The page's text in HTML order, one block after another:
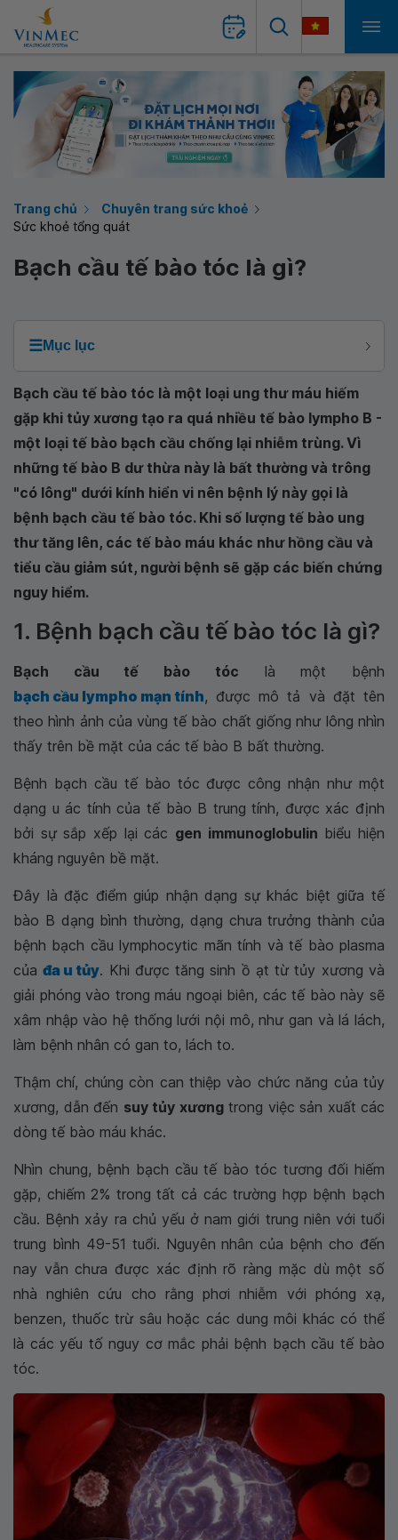
Trang chủ
Chuyên trang sức khoẻ
Sức khoẻ tổng quát
Bạch cầu tế bào tóc là gì?
☰Mục lục
Bạch cầu tế bào tóc là một loại ung thư máu hiếm
gặp khi tủy xương tạo ra quá nhiều tế bào lympho B -
một loại tế bào bạch cầu chống lại nhiễm trùng. Vì
những tế bào B dư thừa này là bất thường và trông
"có lông" dưới kính hiển vi nên bệnh lý này gọi là
bệnh bạch cầu tế bào tóc. Khi số lượng tế bào ung
thư tăng lên, các tế bào máu khác như hồng cầu và
tiểu cầu giảm sút, người bệnh sẽ gặp các biến chứng
nguy hiểm.
1. Bệnh bạch cầu tế bào tóc là gì?
Bạch cầu tế bào tóc là một bệnh
bạch cầu lympho mạn tính, được mô tả và đặt tên
theo hình ảnh của vùng tế bào chất giống như lông nhìn
thấy trên bề mặt của các tế bào B bất thường.
Bệnh bạch cầu tế bào tóc được công nhận như một
dạng u ác tính của tế bào B trung tính, được xác định
bởi sự sắp xếp lại các gen immunoglobulin biểu hiện
kháng nguyên bề mặt.
Đây là đặc điểm giúp nhận dạng sự khác biệt giữa tế
bào B dạng bình thường, dạng chưa trưởng thành của
bệnh bạch cầu lymphocytic mãn tính và tế bào plasma
củađa u tủy. Khi được tăng sinh ồ ạt từ tủy xương và
giải phóng vào trong máu ngoại biên, các tế bào này sẽ
xâm nhập vào hệ thống lưới nội mô, như gan và lá lách,
làm bệnh nhân có gan to, lách to.
Thậm chí, chúng còn can thiệp vào chức năng của tủy
xương, dẫn đến suy tủy xươngtrong việc sản xuất các
dòng tế bào máu khác.
Nhìn chung, bệnh bạch cầu tế bào tóc tương đối hiếm
gặp, chiếm 2% trong tất cả các trường hợp bệnh bạch
cầu. Bệnh xảy ra chủ yếu ở nam giới trung niên với tuổi
trung bình 49-51 tuổi. Nguyên nhân của bệnh cho đến
nay vẫn chưa được xác định rõ ràng mặc dù một số
nhà nghiên cứu cho rằng phơi nhiễm với phóng xạ,
benzen, thuốc trừ sâu hoặc các dung môi khác có thể
là các yếu tố nguy cơ mắc phải bệnh bạch cầu tế bào
tóc.